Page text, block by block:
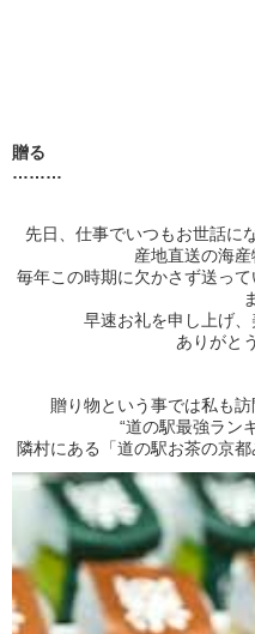
贈る
………
先日、仕事でいつもお世話に
産地直送の海産
毎年この時期に欠かさず送っ
早速お礼を申し上げ、
ありがと
贈り物という事では私も
“道の駅最強ラン
隣村にある「道の駅お茶の京